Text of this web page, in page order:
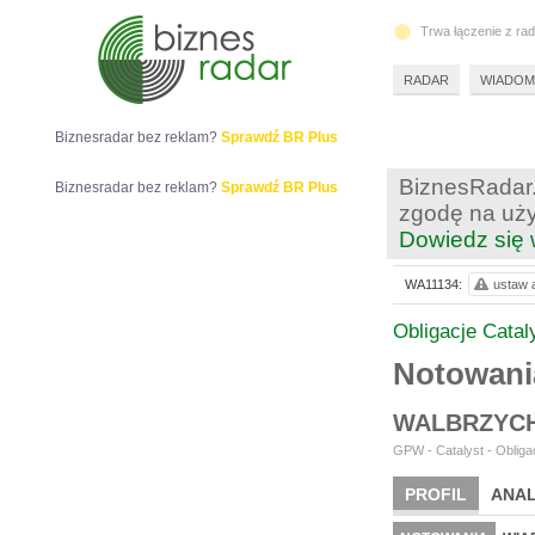
zgodę na
Dowiedz się
Obligacje
GPW - Catalyst -
PROFIL
WA11134: ustaw
Biznesradar bez reklam? Sprawdź BR Plus
Biznesradar bez reklam? Sprawdź BR Plus
Trwa łączenie z
RADAR